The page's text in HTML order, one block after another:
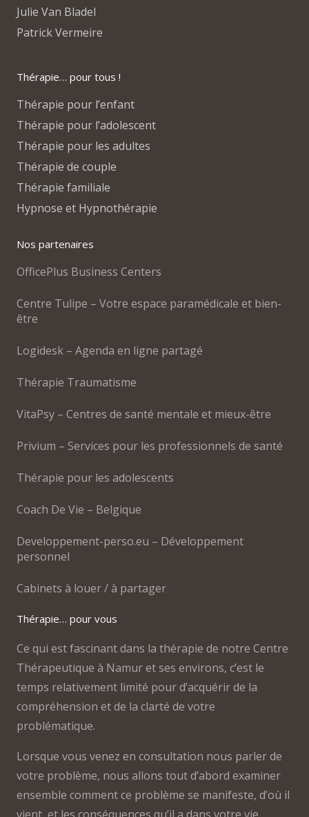
Julie Van Bladel
Patrick Vermeire
Thérapie… pour tous !
Thérapie pour l’enfant
Thérapie pour l’adolescent
Thérapie pour les adultes
Thérapie de couple
Thérapie familiale
Hypnose et Hypnothérapie
Nos partenaires
OfficePlus Business Centers
Centre Tulipe – Votre espace paramédicale et bien-
être
Logidesk – Agenda en ligne partagé
Thérapie Traumatisme
VitaPsy – Centres de santé mentale et mieux-être
Privium – Services pour les professionnels de santé
Thérapie pour les adolescents
Coach De Vie – Belgique
Developpement-perso.eu – Développement
personnel
Cabinets à louer / à partager
Thérapie… pour vous
Ce qui est fascinant dans la thérapie de notre Centre
Thérapeutique à Namur et ses environs, c’est le
temps relativement limité pour d’acquérir de la
compréhension et de la clarté de votre
problématique.
Lorsque vous venez en consultation nous parler de
votre problème, nous allons tout d’abord examiner
ensemble comment ce problème se manifeste, d’où il